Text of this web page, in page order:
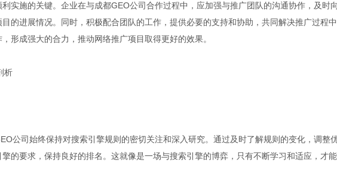
实施的关键。企业在与成都GEO公司合作过程中，应加强与推广团队的沟通协作，及时
的进展情况。同时，积极配合团队的工作，提供必要的支持和协助，共同解决推广过程
形成强大的合力，推动网络推广项目取得更好的效果。
析
公司始终保持对搜索引擎规则的密切关注和深入研究。通过及时了解规则的变化，调整
的要求，保持良好的排名。这就像是一场与搜索引擎的博弈，只有不断学习和适应，才